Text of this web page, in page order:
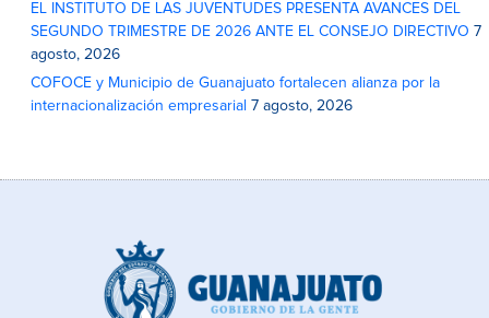
EL INSTITUTO DE LAS JUVENTUDES PRESENTA AVANCES DEL
SEGUNDO TRIMESTRE DE 2026 ANTE EL CONSEJO DIRECTIVO 7
agosto, 2026
COFOCE y Municipio de Guanajuato fortalecen alianza por la
internacionalización empresarial 7 agosto, 2026